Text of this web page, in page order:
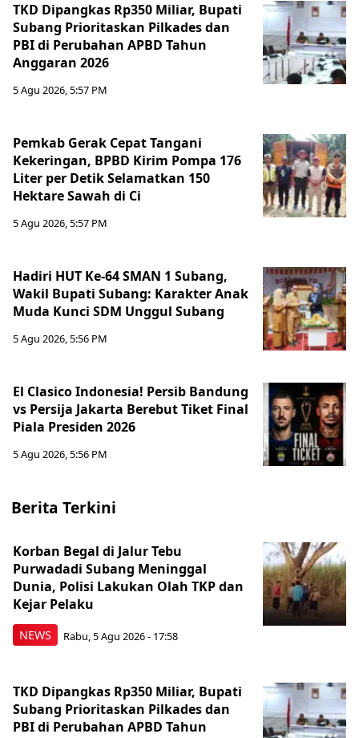
TKD Dipangkas Rp350 Miliar, Bupati
Subang Prioritaskan Pilkades dan
PBI di Perubahan APBD Tahun
Anggaran 2026
5 Agu 2026, 5:57 PM
Pemkab Gerak Cepat Tangani
Kekeringan, BPBD Kirim Pompa 176
Liter per Detik Selamatkan 150
Hektare Sawah di Ci
5 Agu 2026, 5:57 PM
Hadiri HUT Ke-64 SMAN 1 Subang,
Wakil Bupati Subang: Karakter Anak
Muda Kunci SDM Unggul Subang
5 Agu 2026, 5:56 PM
El Clasico Indonesia! Persib Bandung
vs Persija Jakarta Berebut Tiket Final
Piala Presiden 2026
5 Agu 2026, 5:56 PM
Berita Terkini
NEWS
Korban Begal di Jalur Tebu
Purwadadi Subang Meninggal
Dunia, Polisi Lakukan Olah TKP dan
Kejar Pelaku
Rabu, 5 Agu 2026 - 17:58
TKD Dipangkas Rp350 Miliar, Bupati
Subang Prioritaskan Pilkades dan
PBI di Perubahan APBD Tahun